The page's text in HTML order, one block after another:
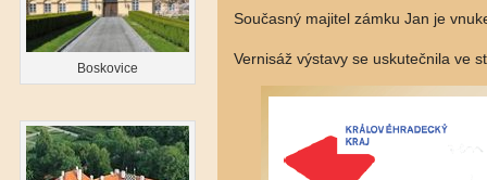
Boskovice
Současný majitel zámku Jan je
Vernisáž výstavy se uskutečnila ve